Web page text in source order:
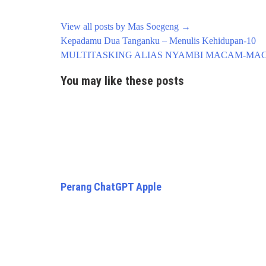
View all posts by Mas Soegeng →
Post
navigation
Kepadamu Dua Tanganku – Menulis Kehidupan-10
MULTITASKING ALIAS NYAMBI MACAM-
You may like these posts
Perang ChatGPT Apple